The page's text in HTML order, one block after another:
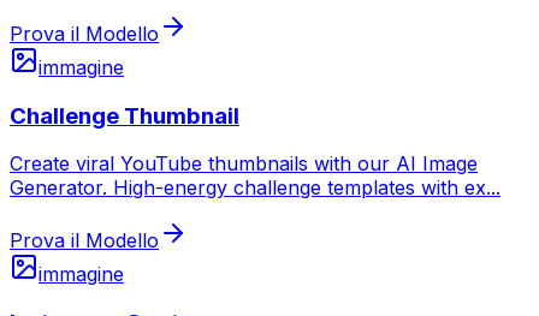
Prova il Modello
immagine
Challenge Thumbnail
Create viral YouTube thumbnails with our AI Image
Generator. High-energy challenge templates with ex...
Prova il Modello
immagine